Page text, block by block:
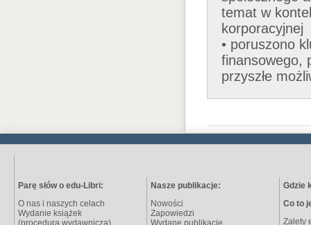
temat w
korporacyjnej
• poruszono
finansowego,
przyszłe
Parę słów o edu-Libri:
O nas i naszych celach
Wydanie książek
Nasze publikacje:
Nowości
Zapowiedzi
Gdzie
Co to
Zalety